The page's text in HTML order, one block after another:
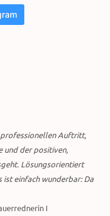
professionellen Auftritt,
und der positiven,
Lösungsorientiert
einfach wunderbar: Da
I